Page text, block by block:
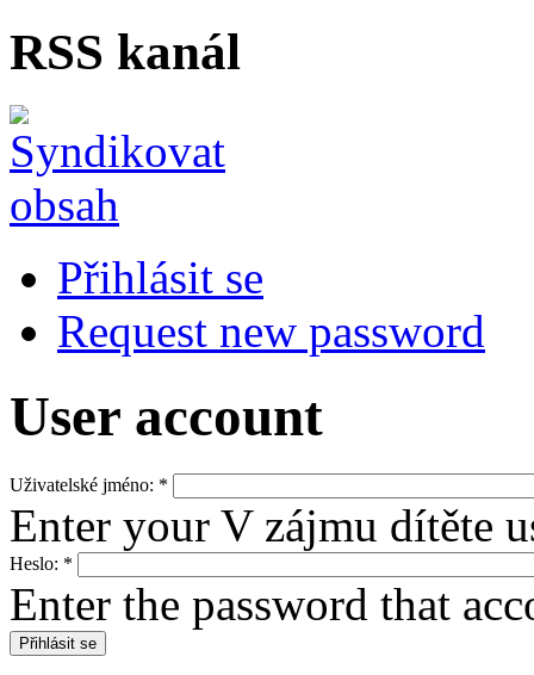
RSS kanál
Přihlásit se
Request new password
User account
Uživatelské jméno: *
Enter your V zájmu dítěte
Heslo: *
Enter the password that